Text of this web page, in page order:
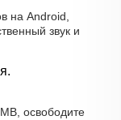
на Android,
звук и
освободите